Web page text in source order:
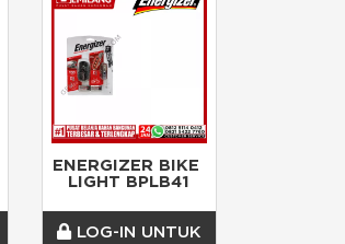
ENERGIZER BIKE
LIGHT BPLB41
LOG-IN UNTUK